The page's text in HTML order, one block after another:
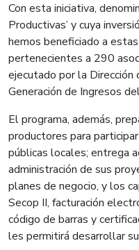
Con esta iniciativa,
Productivas’ y cuya
hemos beneficiado a
pertenecientes a 290
ejecutado por la Dirección
Generación de Ingresos
El programa, además,
productores para
públicas locales; entrega
administración de sus
planes de negocio, y los
Secop II, facturación
código de barras y
les permitirá desarrollar